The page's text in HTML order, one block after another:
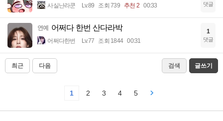
사실난라쿤 Lv.89 조회 739 추천 2 00:33 댓글
연예 어쩌다 한번 산다라박
어쩌다한번 Lv.77 조회 1844 00:31
1
댓글
최근 다음 검색 글쓰기
1 2 3 4 5